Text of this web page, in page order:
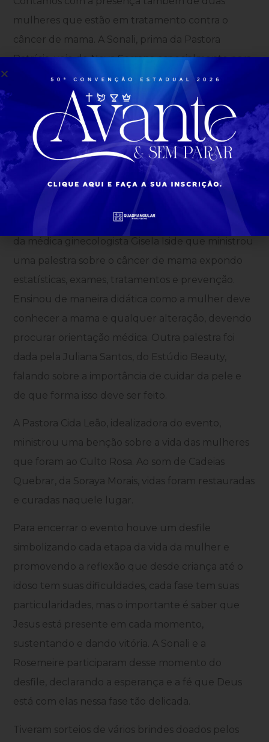
mulheres que estão em tratamento contra o
câncer de mama. A Sonali, prima da Pastora
Patrícia, veio deNova Serranaespecialmente para
o evento e contou um pouco como está
enfrentando essa fase da vida. Já a Rosemeire
recebeu um tratamento VIP no Estúdio Beauty,
com micropigmentação de sobrancelhas,
hidratação labial, maquiagem e um vestido lindo
da Kelly Costa Alta Costura ajudando assim na
Outra parte importante do evento foi a presença
da médica ginecologista Gisela Iside que ministrou
uma palestra sobre o câncer de mama expondo
estatísticas, exames, tratamentos e prevenção.
Ensinou de maneira didática como a mulher deve
conhecer a mama e qualquer alteração, devendo
procurar orientação médica. Outra palestra foi
dada pela Juliana Santos, do Estúdio Beauty,
falando sobre a importância de cuidar da pele e
de que forma isso deve ser feito.
A Pastora Cida Leão, idealizadora do evento,
ministrou uma benção sobre a vida das mulheres
que foram ao Culto Rosa. Ao som de Cadeias
Quebrar, da Soraya Morais, vidas foram restauradas
e curadas naquele lugar.
Para encerrar o evento houve um desfile
simbolizando cada etapa da vida da mulher e
promovendo a reflexão que desde criança até o
idoso tem suas dificuldades, cada fase tem suas
particularidades, mas o importante é saber que
Jesus está presente em cada momento,
sustentando e dando vitória. A Sonali e a
Rosemeire participaram desse momento do
desfile, declarando a esperança e a fé que Deus
está com elas nessa fase tão delicada.
Tiveram sorteios de vários brindes doados pelos